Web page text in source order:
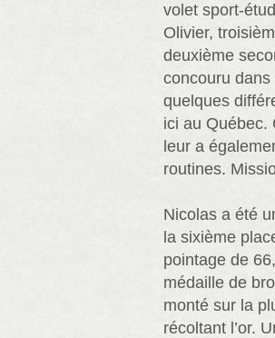
volet sport-
Olivier,
deuxième
concouru
quelques
ici au Québec.
leur a
routines.
Nicolas a été
la sixième
pointage de
médaille de
monté sur la
récoltant l’or.